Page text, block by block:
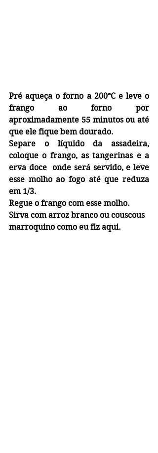
Pré aqueça o forno a 200°C e leve o
frango ao forno por
aproximadamente 55 minutos ou até
que ele fique bem dourado.
Separe o líquido da assadeira,
coloque o frango, as tangerinas e a
erva doce  onde será servido, e leve
esse molho ao fogo até que reduza
em 1/3.
Regue o frango com esse molho.
Sirva com arroz branco ou couscous
marroquino como eu fiz aqui.